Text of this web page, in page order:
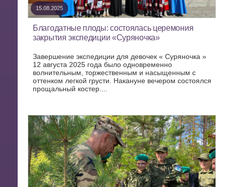
15.08.2025
Благодатные плоды: состоялась церемония
закрытия экспедиции «Суряночка»
Завершение экспедиции для девочек « Суряночка »
12 августа 2025 года было одновременно
волнительным, торжественным и насыщенным с
оттенком легкой грусти. Накануне вечером состоялся
прощальный костер....